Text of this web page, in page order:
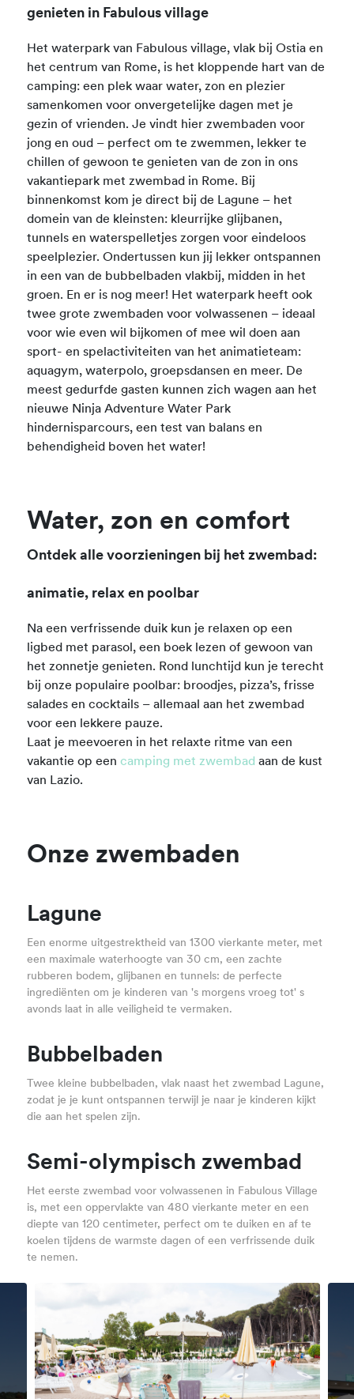
genieten in Fabulous village
Het waterpark van Fabulous village, vlak bij Ostia en
het centrum van Rome, is het kloppende hart van de
camping: een plek waar water, zon en plezier
samenkomen voor onvergetelijke dagen met je
gezin of vrienden. Je vindt hier zwembaden voor
jong en oud – perfect om te zwemmen, lekker te
chillen of gewoon te genieten van de zon in ons
vakantiepark met zwembad in Rome. Bij
binnenkomst kom je direct bij de Lagune – het
domein van de kleinsten: kleurrijke glijbanen,
tunnels en waterspelletjes zorgen voor eindeloos
speelplezier. Ondertussen kun jij lekker ontspannen
in een van de bubbelbaden vlakbij, midden in het
groen. En er is nog meer! Het waterpark heeft ook
twee grote zwembaden voor volwassenen – ideaal
voor wie even wil bijkomen of mee wil doen aan
sport- en spelactiviteiten van het animatieteam:
aquagym, waterpolo, groepsdansen en meer. De
meest gedurfde gasten kunnen zich wagen aan het
nieuwe Ninja Adventure Water Park
hindernisparcours, een test van balans en
behendigheid boven het water!
Water, zon en comfort
Ontdek alle voorzieningen bij het zwembad:
animatie, relax en poolbar
Na een verfrissende duik kun je relaxen op een
ligbed met parasol, een boek lezen of gewoon van
het zonnetje genieten. Rond lunchtijd kun je terecht
bij onze populaire poolbar: broodjes, pizza’s, frisse
salades en cocktails – allemaal aan het zwembad
voor een lekkere pauze.
Laat je meevoeren in het relaxte ritme van een
vakantie op eencamping met zwembad aan de kust
van Lazio.
Onze zwembaden
Lagune
Een enorme uitgestrektheid van 1300 vierkante meter, met
een maximale waterhoogte van 30 cm, een zachte
rubberen bodem, glijbanen en tunnels: de perfecte
ingrediënten om je kinderen van 's morgens vroeg tot' s
avonds laat in alle veiligheid te vermaken.
Bubbelbaden
Twee kleine bubbelbaden, vlak naast het zwembad Lagune,
zodat je je kunt ontspannen terwijl je naar je kinderen kijkt
die aan het spelen zijn.
Semi-olympisch zwembad
Het eerste zwembad voor volwassenen in Fabulous Village
is, met een oppervlakte van 480 vierkante meter en een
diepte van 120 centimeter, perfect om te duiken en af te
koelen tijdens de warmste dagen of een verfrissende duik
te nemen.